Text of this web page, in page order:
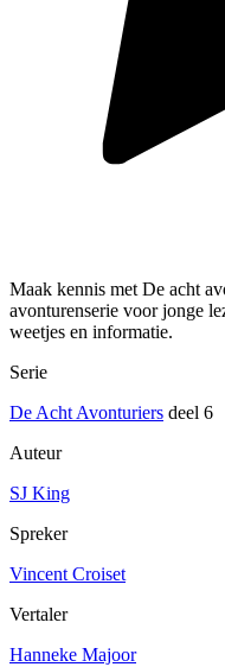
Maak kennis met De acht
avonturenserie voor jonge
weetjes en informatie.
Serie
De Acht Avonturiers deel 6
Auteur
SJ King
Spreker
Vincent Croiset
Vertaler
Hanneke Majoor